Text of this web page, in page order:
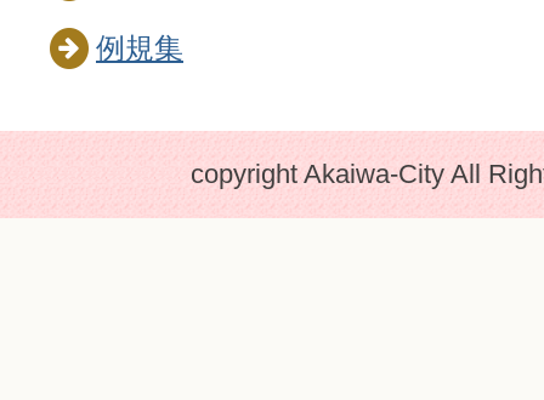
例規集
copyright Akaiwa-City All